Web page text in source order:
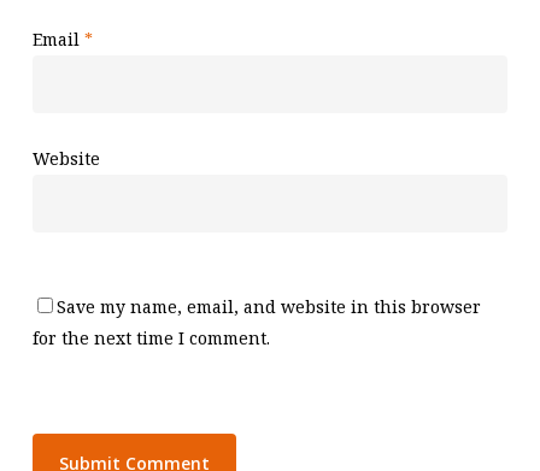
Email *
Website
Save my name, email, and website in this browser
for the next time I comment.